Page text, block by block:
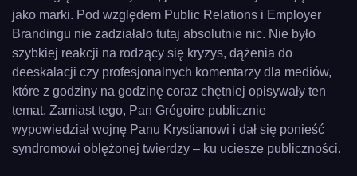
jako marki. Pod względem Public Relations i Employer
Brandingu nie zadziałało tutaj absolutnie nic. Nie było
szybkiej reakcji na rodzący się kryzys, dążenia do
deeskalacji czy profesjonalnych komentarzy dla mediów,
które z godziny na godzinę coraz chętniej opisywały ten
temat. Zamiast tego, Pan Grégoire publicznie
wypowiedział wojnę Panu Krystianowi i dał się ponieść
syndromowi oblężonej twierdzy – ku uciesze publiczności.